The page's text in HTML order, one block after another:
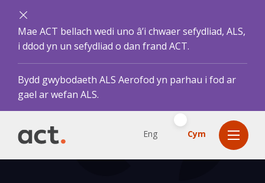
Mae ACT bellach wedi uno â’i chwaer sefydliad, ALS,
i ddod yn un sefydliad o dan frand ACT.
Bydd gwybodaeth ALS Aerofod yn parhau i fod ar
gael ar wefan ALS.
Eng Cym